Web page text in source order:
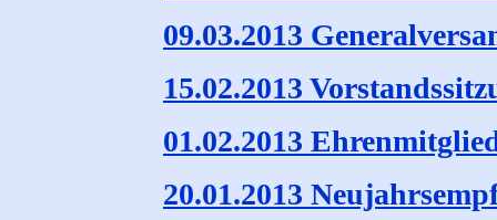
09.03.2013
15.02.2013
01.02.2013
20.01.2013